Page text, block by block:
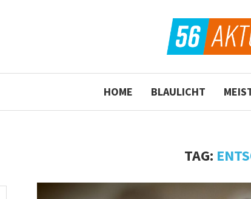
HOME BLAULICHT
TAG: